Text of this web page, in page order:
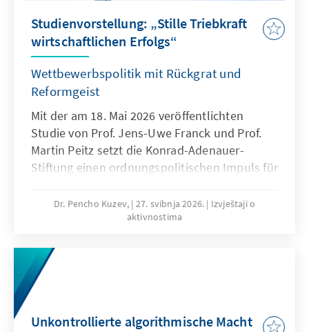
Studienvorstellung: „Stille Triebkraft
wirtschaftlichen Erfolgs“
Wettbewerbspolitik mit Rückgrat und
Reformgeist
Mit der am 18. Mai 2026 veröffentlichten
Studie von Prof. Jens-Uwe Franck und Prof.
Martin Peitz setzt die Konrad-Adenauer-
Stiftung einen ordnungspolitischen Impuls für
Auseinandersetzung über die Zukunft der
Wettbewerbspolitik in Deutschland und
ein Geleitwort des Präsidenten des ifo
Instituts, Prof. Clemens Fuest, sowie ein
Vorwort des Generalsekretärs Dr. Mark Speich.
ins Zentrum wirtschaftspolitischer Debatten
Dr. Pencho Kuzev, 27. svibnja 2026.
Izvještaji o
aktivnostima
Unkontrollierte algorithmische Macht